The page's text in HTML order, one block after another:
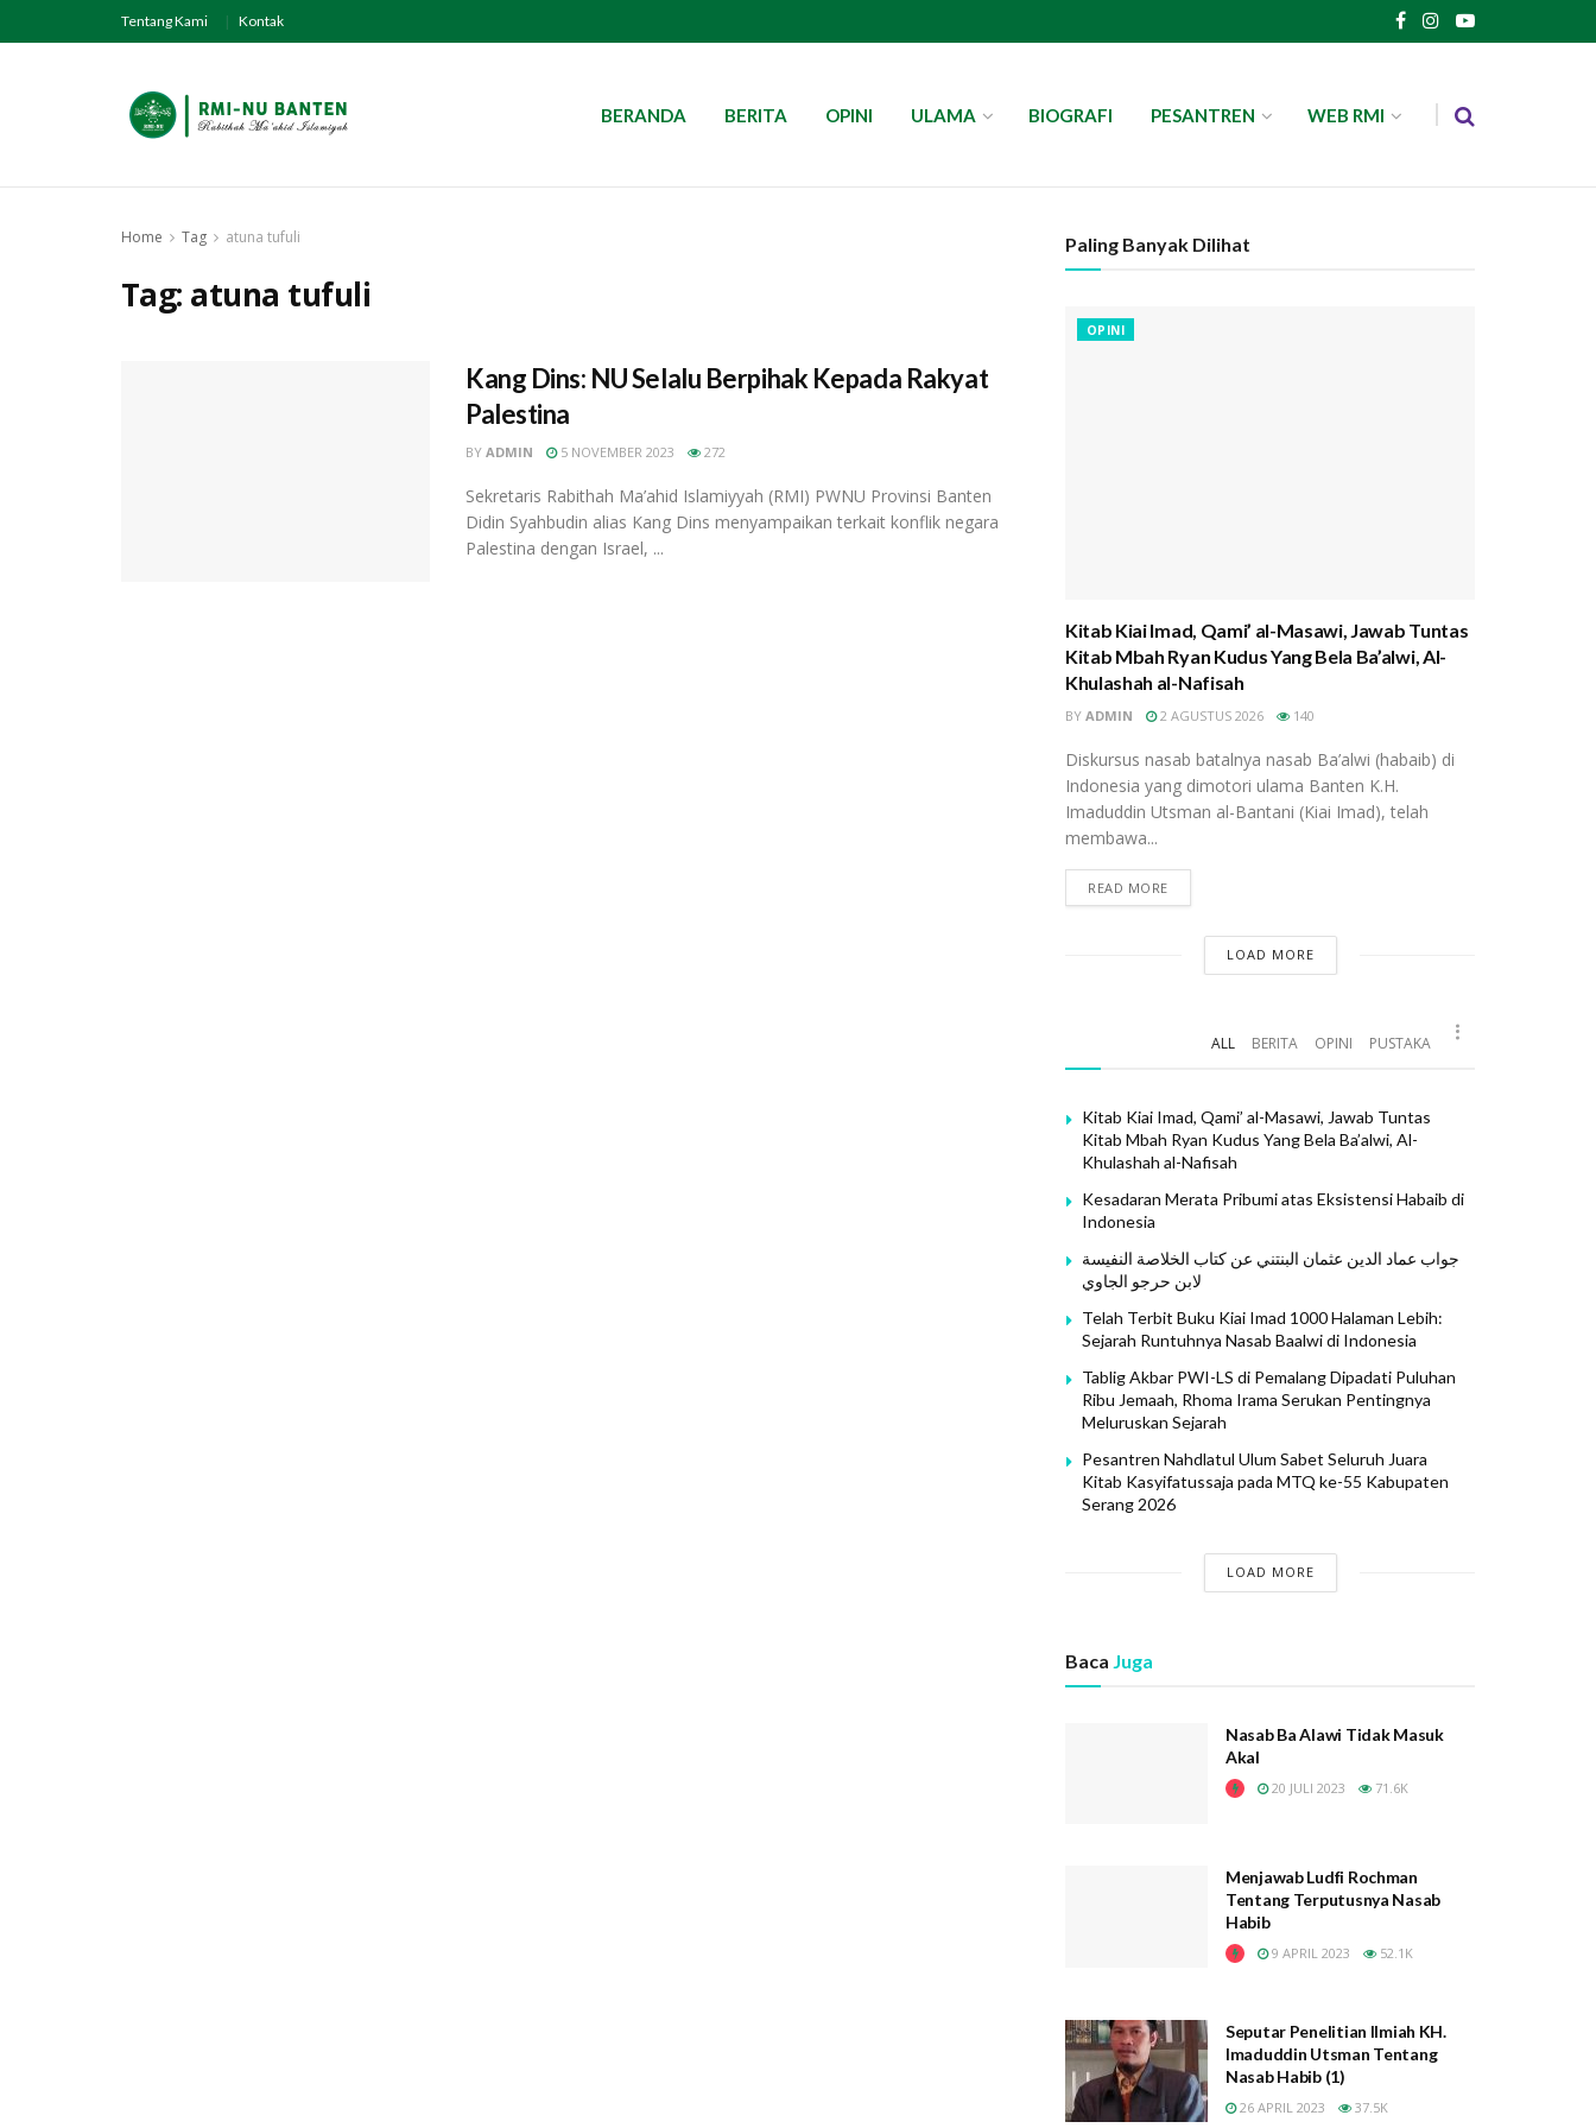
Tentang Kami Kontak
BERANDA BERITA OPINI ULAMA BIOGRAFI PESANTREN WEB RMI
Home Tag atuna tufuli
Tag: atuna tufuli
Kang Dins: NU Selalu Berpihak Kepada Rakyat
Palestina
BY ADMIN 5 NOVEMBER 2023 272
Sekretaris Rabithah Ma’ahid Islamiyyah (RMI) PWNU Provinsi Banten
Didin Syahbudin alias Kang Dins menyampaikan terkait konflik negara
Palestina dengan Israel, ...
Paling Banyak Dilihat
OPINI
Kitab Kiai Imad, Qami’ al-Masawi, Jawab Tuntas
Kitab Mbah Ryan Kudus Yang Bela Ba’alwi, Al-
Khulashah al-Nafisah
BY ADMIN 2 AGUSTUS 2026 140
Diskursus nasab batalnya nasab Ba’alwi (habaib) di
Indonesia yang dimotori ulama Banten K.H.
Imaduddin Utsman al-Bantani (Kiai Imad), telah
membawa...
READ MORE
LOAD MORE
ALL BERITA OPINI PUSTAKA
Kitab Kiai Imad, Qami’ al-Masawi, Jawab Tuntas
Kitab Mbah Ryan Kudus Yang Bela Ba’alwi, Al-
Khulashah al-Nafisah
Kesadaran Merata Pribumi atas Eksistensi Habaib di
Indonesia
جواب عماد الدين عثمان البنتني عن كتاب الخلاصة النفيسة
لابن حرجو الجاوي
Telah Terbit Buku Kiai Imad 1000 Halaman Lebih:
Sejarah Runtuhnya Nasab Baalwi di Indonesia
Tablig Akbar PWI-LS di Pemalang Dipadati Puluhan
Ribu Jemaah, Rhoma Irama Serukan Pentingnya
Meluruskan Sejarah
Pesantren Nahdlatul Ulum Sabet Seluruh Juara
Kitab Kasyifatussaja pada MTQ ke-55 Kabupaten
Serang 2026
LOAD MORE
Baca Juga
Nasab Ba Alawi Tidak Masuk
Akal
20 JULI 2023 71.6K
Menjawab Ludfi Rochman
Tentang Terputusnya Nasab
Habib
9 APRIL 2023 52.1K
Seputar Penelitian Ilmiah KH.
Imaduddin Utsman Tentang
Nasab Habib (1)
26 APRIL 2023 37.5K